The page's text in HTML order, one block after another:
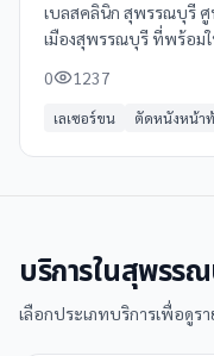
เบลสคลินิก สุพรรณบุรี ศู
เมืองสุพรรณบุรี ที่พร้อม
"Your Beauty Best
0 1237
เลเซอร์ขน ตัดหนังหน้า
บริการในสุพรร
เลือกประเภทบริการเพื่อดูร